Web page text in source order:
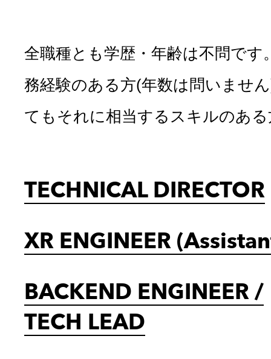
全職種とも学歴・年齢は不問で
務経験のある方(年数は問いませ
てもそれに相当するスキルのあ
TECHNICAL DIRECTOR
XR ENGINEER
BACKEND ENGINEER /
TECH LEAD